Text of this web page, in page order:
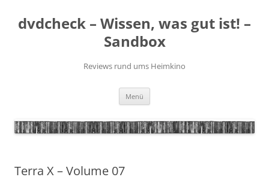
springen
dvdcheck – Wissen, was gut ist! –
Sandbox
Reviews rund ums Heimkino
Menü
Terra X – Volume 07